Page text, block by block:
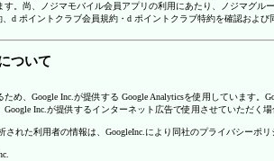
。尚、ノジマモバイル会員アプリの利用にあたり、ノジマグ
d ポイントクラブ会員規約・d ポイントクラブ特約を確認およ
ついて
め、Google Inc.が提供する Google Analyticsを使用しています
Inc.が提供するインターネット広告で使用させていただく場
された利用者の情報は、GoogleInc.により同社のプライバシーポ